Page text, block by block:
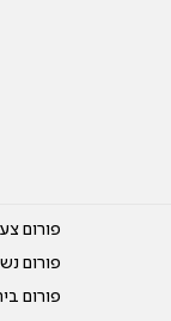
פורום
פורום
פורום